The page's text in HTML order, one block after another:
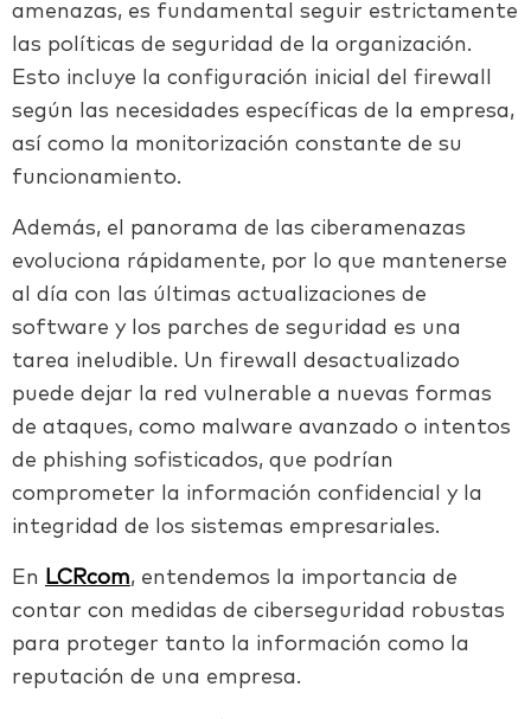
amenazas, es fundamental seguir estrictamente
las políticas de seguridad de la organización.
Esto incluye la configuración inicial del firewall
según las necesidades específicas de la empresa,
así como la monitorización constante de su
funcionamiento.
Además, el panorama de las ciberamenazas
evoluciona rápidamente, por lo que mantenerse
al día con las últimas actualizaciones de
software y los parches de seguridad es una
tarea ineludible. Un firewall desactualizado
puede dejar la red vulnerable a nuevas formas
de ataques, como malware avanzado o intentos
de phishing sofisticados, que podrían
comprometer la información confidencial y la
integridad de los sistemas empresariales.
En LCRcom, entendemos la importancia de
contar con medidas de ciberseguridad robustas
para proteger tanto la información como la
reputación de una empresa.